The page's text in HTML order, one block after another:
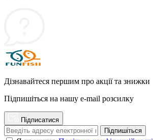
Дізнавайтеся першим про акції та знижки
Підпишіться на нашу e-mail розсилку
Підписатися
Підпишіться